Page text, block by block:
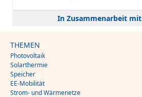
In Zusammenarbeit mit
THEMEN
Photovoltaik
Solarthermie
Speicher
EE-Mobilität
Strom- und Wärmenetze